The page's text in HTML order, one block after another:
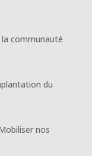
communauté
du
nos